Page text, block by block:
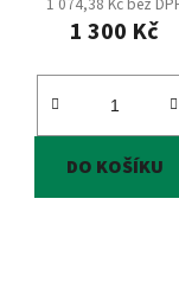
1 300 Kč
DO KOŠÍKU